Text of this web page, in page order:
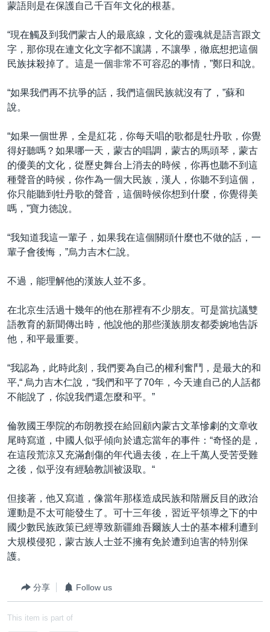
蒙語則是在保護自己千百年文化的根基。
“現在觸及到我們蒙古人的最底線，文化的靈魂就是語言跟文
字，那你現在連文化文字都不讓講，不讓學，徹底想把這個
民族抹殺掉了。這是一個非常不可容忍的事情，”鄭日和說。
“如果我們再不抗爭的話，我們這個民族就沒有了，”蘇和
說。
“如果一個世界，全是紅花，你每天唱的歌都是牡丹歌，你覺
得好聽嗎？如果哪一天，蒙古的唱調，蒙古的馬頭琴，蒙古
的優美的文化，從歷史舞台上消去的時候，你再也聽不到這
種聲音的時候，你作為一個大民族，漢人，你聽不到這個，
你只能聽到牡丹歌的聲音，這個時候你想到什麼，你覺得美
嗎，”寶力徳說。
“我知道我這一輩子，如果我在這個關頭什麼也不做的話，一
輩子會後悔，”烏力吉木仁說。
不過，能理解他的漢族人並不多。
在北京生活過十幾年的他在那裡有不少朋友。可是當抗議雙
語教育的新聞傳出時，他說他的那些漢族朋友都委婉地告訴
他，和平最重要。
“我認為，此時此刻，我們要為自己的權利奮鬥，是最大的和
平,“ 烏力吉木仁說，“我們和平了70年，今天連自己的人話都
不能說了，你說我們還怎麼和平。”
倫敦國王學院的布朗教授在給回顧內蒙古文革慘劇的文章收
尾時寫道，中國人似乎傾向於遺忘當年的事件：“奇怪的是，
在這段荒涼又充滿創傷的年代過去後，在上千萬人受苦受難
之後，似乎沒有經驗教訓被汲取。“
但接著，他又寫道，像當年那樣造成民族和階層反目的政治
運動是不太可能發生了。可十三年後，習近平領導之下的中
國少數民族政策已經導致新疆維吾爾族人士的基本權利遭到
大規模侵犯，蒙古族人士並不擁有免於遭到迫害的特別保
護。
分享 Follow us
This item is part of